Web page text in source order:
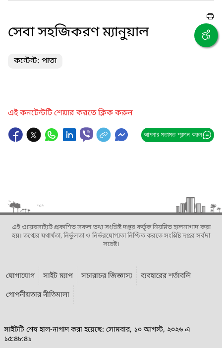
সেবা সহজিকরণ ম্যানুয়াল
কন্টেন্ট: পাতা
এই কনটেন্টটি শেয়ার করতে ক্লিক করুন
আপনার মতামত প্রদান করুন
এই ওয়েবসাইটে প্রকাশিত সকল তথ্য সংশ্লিষ্ট দপ্তর কর্তৃক নিয়মিত হালনাগাদ করা
হয়। তথ্যের যথার্থতা, নির্ভুলতা ও নির্ভরযোগ্যতা নিশ্চিত করতে সংশ্লিষ্ট দপ্তর সর্বদা
সচেষ্ট।
যোগাযোগ সাইট ম্যাপ সচারাচর জিজ্ঞাস্য
ব্যবহারের শর্তাবলি
গোপনীয়তার নীতিমালা
সাইটটি শেষ হাল-নাগাদ করা হয়েছে: সোমবার, ১০ আগস্ট, ২০২৬ এ
১৫:৪৮:৪১